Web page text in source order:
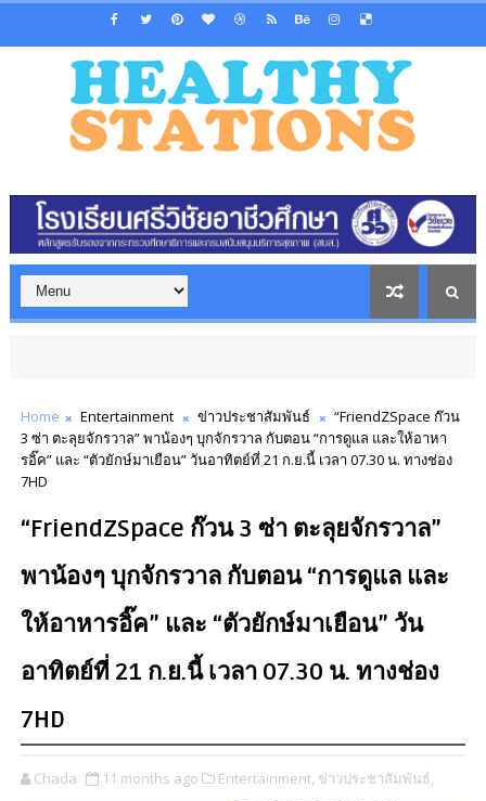
Home Entertainment ข่าวประชาสัมพันธ์
“FriendZSpace ก๊วน
3 ซ่า ตะลุยจักรวาล” พาน้องๆ บุกจักรวาล กับตอน “การดูแล และให้อาหา
รอิ๊ค” และ “ตัวยักษ์มาเยือน” วันอาทิตย์ที่ 21 ก.ย.นี้ เวลา 07.30 น. ทางช่อง
7HD
“FriendZSpace ก๊วน 3 ซ่า ตะลุยจักรวาล”
พาน้องๆ บุกจักรวาล กับตอน “การดูแล และ
ให้อาหารอิ๊ค” และ “ตัวยักษ์มาเยือน” วัน
อาทิตย์ที่ 21 ก.ย.นี้ เวลา 07.30 น. ทางช่อง
7HD
Chada 11 months ago Entertainment, ข่าวประชาสัมพันธ์,